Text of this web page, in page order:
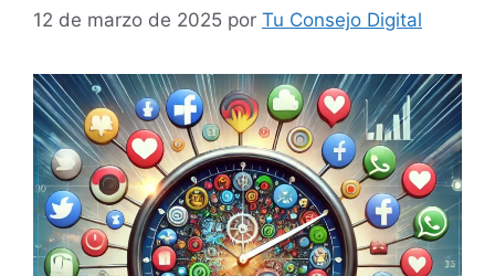
12 de marzo de 2025 por Tu Consejo Digital